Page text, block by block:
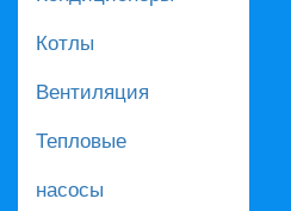
Котлы
Вентиляция
Тепловые
насосы